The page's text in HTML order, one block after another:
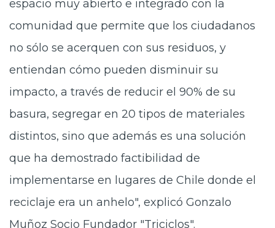
espacio muy abierto e integrado con la
comunidad que permite que los ciudadanos
no sólo se acerquen con sus residuos, y
entiendan cómo pueden disminuir su
impacto, a través de reducir el 90% de su
basura, segregar en 20 tipos de materiales
distintos, sino que además es una solución
que ha demostrado factibilidad de
implementarse en lugares de Chile donde el
reciclaje era un anhelo", explicó Gonzalo
Muñoz Socio Fundador "Triciclos".